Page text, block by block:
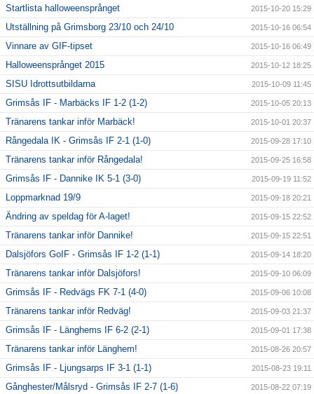
Startlista halloweensprånget 2015-10-20 15:29
Utställning på Grimsborg 23/10 och 24/10 2015-10-16 06:54
Vinnare av GIF-tipset 2015-10-16 06:49
Halloweensprånget 2015 2015-10-12 18:25
SISU Idrottsutbildarna 2015-10-09 11:45
Grimsås IF - Marbäcks IF 1-2 (1-2) 2015-10-05 20:13
Tränarens tankar inför Marbäck! 2015-10-01 20:37
Rångedala IK - Grimsås IF 2-1 (1-0) 2015-09-28 17:10
Tränarens tankar inför Rångedala! 2015-09-25 16:58
Grimsås IF - Dannike IK 5-1 (3-0) 2015-09-19 11:52
Loppmarknad 19/9 2015-09-18 20:21
Ändring av speldag för A-laget! 2015-09-15 22:52
Tränarens tankar inför Dannike! 2015-09-15 22:51
Dalsjöfors GoIF - Grimsås IF 1-2 (1-1) 2015-09-14 18:20
Tränarens tankar inför Dalsjöfors! 2015-09-10 06:09
Grimsås IF - Redvägs FK 7-1 (4-0) 2015-09-06 10:08
Tränarens tankar inför Redväg! 2015-09-03 21:37
Grimsås IF - Länghems IF 6-2 (2-1) 2015-09-01 17:38
Tränarens tankar inför Länghem! 2015-08-26 20:57
Grimsås IF - Ljungsarps IF 3-1 (1-1) 2015-08-23 19:11
Gånghester/Målsryd - Grimsås IF 2-7 (1-6) 2015-08-22 07:19